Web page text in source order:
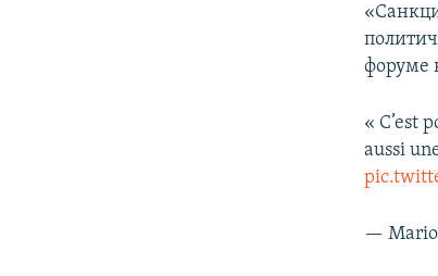
форуме
« C’est
aussi
—